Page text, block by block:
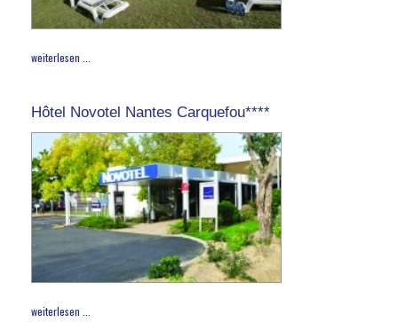
weiterlesen ...
Hôtel Novotel Nantes Carquefou****
weiterlesen ...